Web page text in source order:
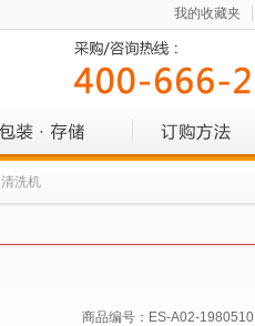
我的收藏夹
清洗机
商品编号： ES-A02-1980510